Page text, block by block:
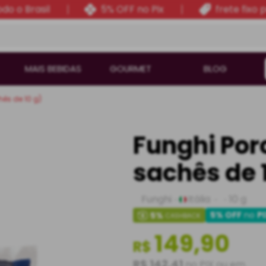
o Brasil 5% OFF no Pix frete fixo
MAIS BEBIDAS GOURMET BLOG
de 10 g)
Funghi
sachês de
5% CASHBACK 5% OFFno
R$149,90